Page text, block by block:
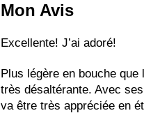
Mon Avis
Excellente! J’ai adoré!
Plus légère en bouche
très désaltérante. Avec
va être très appréciée en